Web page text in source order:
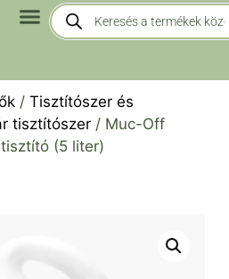
/ Tisztítószer és
tisztítószer / Muc-Off
(5 liter)